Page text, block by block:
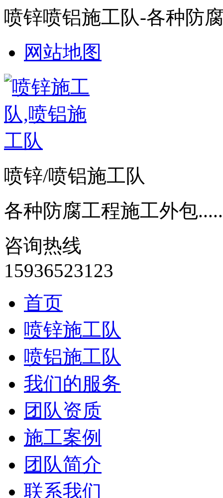
喷锌喷铝施工队-各种防
网站地图
喷锌/喷铝施工队
各种防腐工程施工外包
咨询热线
15936523123
首页
喷锌施工队
喷铝施工队
我们的服务
团队资质
施工案例
团队简介
联系我们